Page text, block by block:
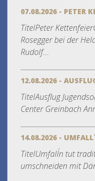
07.08.2026 - PETER
TitelPeter
Rosegger bei der
Rudolf...
12.08.2026 -
TitelAusflug
Center Greinbach
14.08.2026 -
TitelUmfall´n tut
umschneiden mit